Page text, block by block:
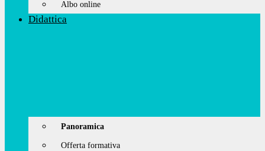
Albo online
Didattica
Panoramica
Offerta formativa